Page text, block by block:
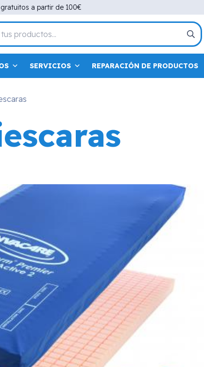
a partir de 100€
SERVICIOS REPARACIÓN DE PRODUCTOS